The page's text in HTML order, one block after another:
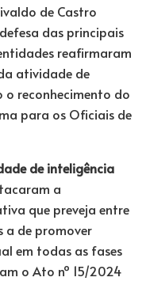
de Castro
das principais
reafirmaram
atividade de
o reconhecimento do
para os Oficiais de
de inteligência
a
que preveja entre
a de promover
em todas as fases
o Ato nº 15/2024